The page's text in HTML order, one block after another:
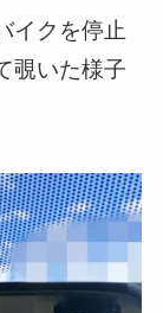
イクを停止
覗いた様子